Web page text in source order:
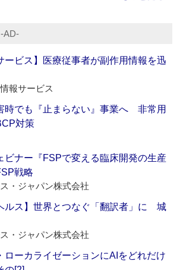
‐AD‐
ービス】医療従事者が副作用情報を迅
報サービス
時でも『止まらない』事業へ 非常用
対策
ビナー『FSPで変える臨床開発の生産
戦略
・ジャパン株式会社
ルス】世界とつなぐ「翻訳者」に 城
・ジャパン株式会社
ローカライゼーションにAIをどれだけ